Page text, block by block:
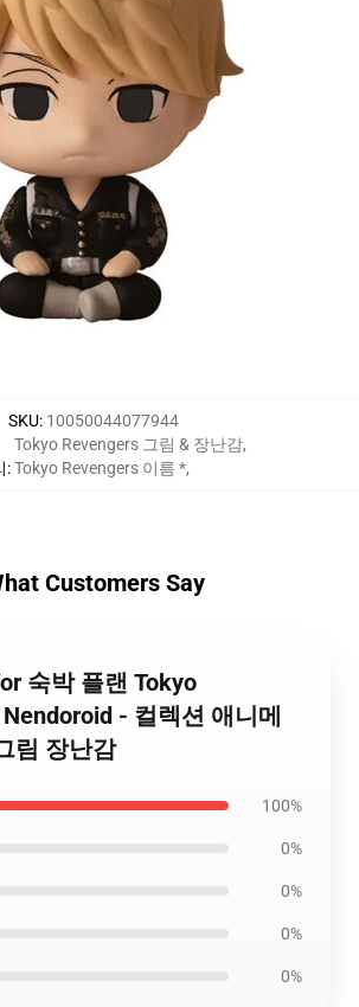
SKU: 10050044077944
:
Tokyo Revengers 그림 & 장난감,
Tokyo Revengers 이름 *,
Customers Say
숙박 플랜 Tokyo
- 컬렉션 애니메
림 장난감
100%
0%
0%
0%
0%